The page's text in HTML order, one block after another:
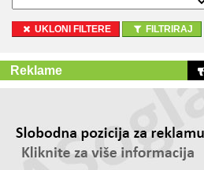
UKLONI FILTERE FILTRIRAJ
Reklame